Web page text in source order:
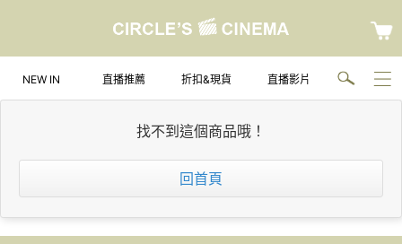
NEW IN 直播推薦 折扣&現貨 直播影片
找不到這個商品哦！
回首頁